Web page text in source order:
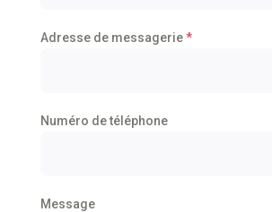
Adresse de messagerie*
Numéro de téléphone
Message